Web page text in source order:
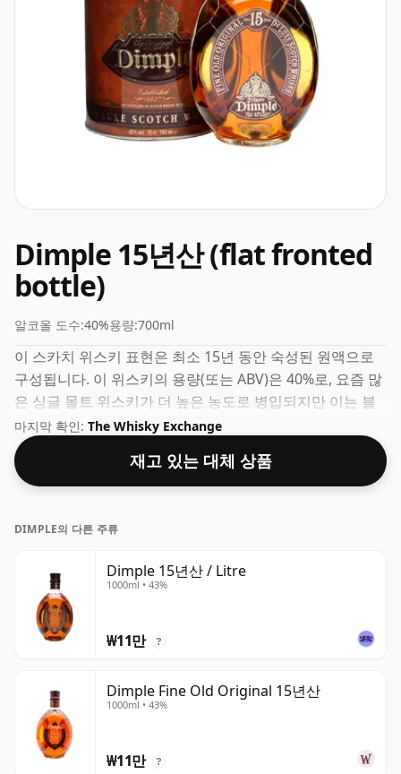
Dimple 15년산 (flat fronted
bottle)
알코올 도수:40%용량:700ml
이 스카치 위스키 표현은 최소 15년 동안 숙성된 원액으로
구성됩니다. 이 위스키의 용량(또는 ABV)은 40%로, 요즘 많
은 싱글 몰트 위스키가 더 높은 농도로 병입되지만 이는 블
렌디드 스카치 위스키에서 일반적입니다. 용량은 70cl입니
다.
마지막 확인: The Whisky Exchange
재고 있는 대체 상품
DIMPLE의 다른 주류
Dimple 15년산 / Litre
1000ml • 43%
₩11만 ?
Dimple Fine Old Original 15년산
1000ml • 43%
₩11만 ?